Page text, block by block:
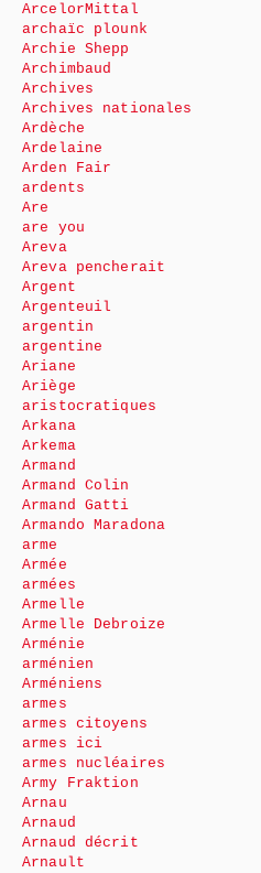
ArcelorMittal
archaïc plounk
Archie Shepp
Archimbaud
Archives
Archives nationales
Ardèche
Ardelaine
Arden Fair
ardents
Are
are you
Areva
Areva pencherait
Argent
Argenteuil
argentin
argentine
Ariane
Ariège
aristocratiques
Arkana
Arkema
Armand
Armand Colin
Armand Gatti
Armando Maradona
arme
Armée
armées
Armelle
Armelle Debroize
Arménie
arménien
Arméniens
armes
armes citoyens
armes ici
armes nucléaires
Army Fraktion
Arnau
Arnaud
Arnaud décrit
Arnault